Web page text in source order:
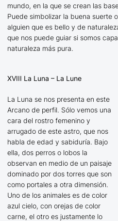
mundo, en la que se crean las
Puede simbolizar la buena suerte
alguien que es bello y de
que nos puede guiar si somos
naturaleza más pura.
XVIII La Luna – La Lune
La Luna se nos presenta en este
Arcano de perfil. Sólo vemos una
cara del rostro femenino y
arrugado de este astro, que nos
habla de edad y sabiduría. Bajo
ella, dos perros o lobos la
observan en medio de un paisaje
dominado por dos torres que son
como portales a otra dimensión.
Uno de los animales es de color
azul cielo, con orejas de color
carne, el otro es justamente lo